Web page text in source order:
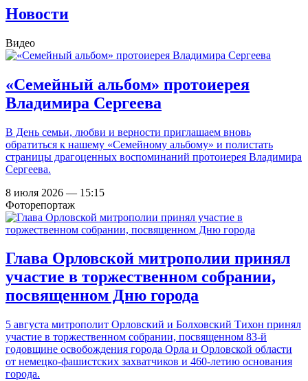
Новости
Видео
«Семейный альбом» протоиерея
Владимира Сергеева
В День семьи, любви и верности приглашаем вновь
обратиться к нашему «Семейному альбому» и полистать
страницы драгоценных воспоминаний протоиерея Владимира
Сергеева.
8 июля 2026 — 15:15
Фоторепортаж
Глава Орловской митрополии принял
участие в торжественном собрании,
посвященном Дню города
5 августа митрополит Орловский и Болховский Тихон принял
участие в торжественном собрании, посвященном 83-й
годовщине освобождения города Орла и Орловской области
от немецко-фашистских захватчиков и 460-летию основания
города.